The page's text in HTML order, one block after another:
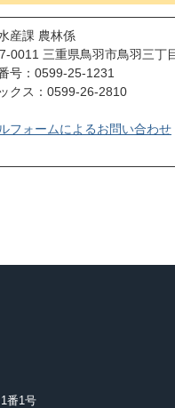
産課 農林係
0011 三重県鳥羽市鳥羽三丁
号：0599-25-1231
クス：0599-26-2810
フォームによるお問い合わせ
番1号